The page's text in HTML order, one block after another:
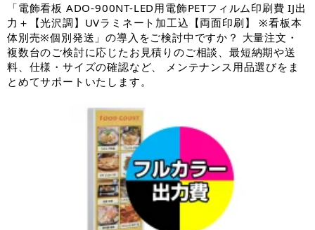
「電飾看板 ADO-900NT-LED用電飾PETフィルム印刷費 IJ出
力＋【光沢調】UVラミネート加工込【両面印刷】 ※看板本
体別売※個別発送」の導入をご検討中ですか？ 大量注文・
複数台のご検討に応じたお見積りのご相談、最短納期や送
料、仕様・サイズの確認など、 メンテナンス用品選びをま
とめてサポートいたします。